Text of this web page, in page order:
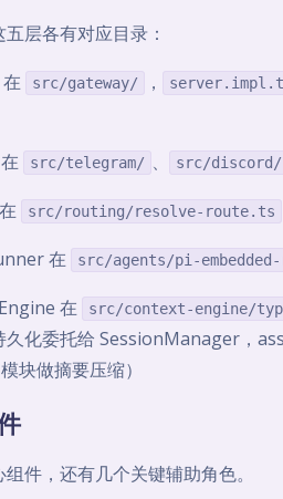
层各有对应目录：
src/gateway/ ，
src/telegram/ 、 src/discord/
src/routing/resolve-route.ts
在 src/agents/pi-
在
src/context-engine/
久化委托给 SessionManager，
块做摘要压缩）
件，还有几个关键辅助角色。